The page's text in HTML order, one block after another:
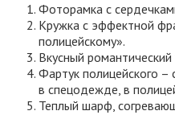
Фоторамка с
Кружка с эффектной
полицейскому».
Вкусный
Фартук полицейского –
в спецодежде, в
Теплый шарф,